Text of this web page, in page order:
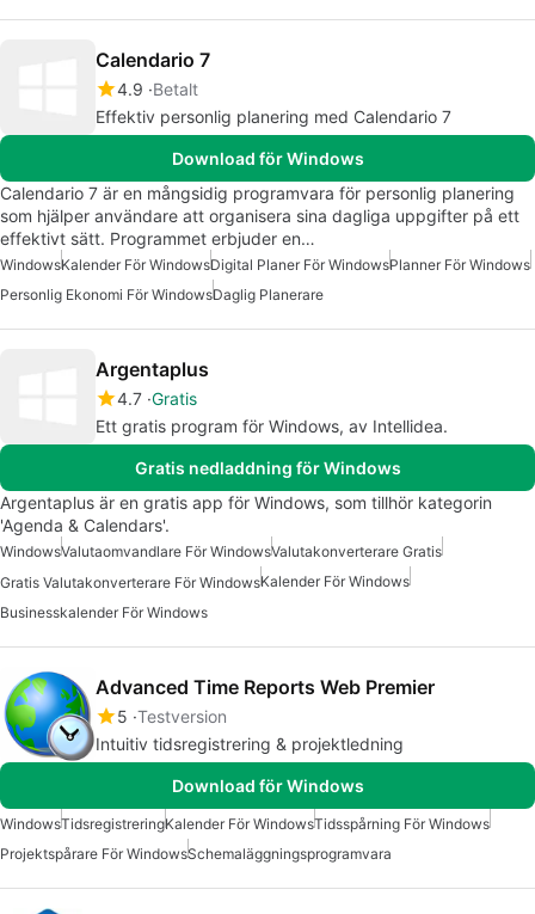
Calendario 7
4.9 Betalt
Effektiv personlig planering med Calendario 7
Download för Windows
Calendario 7 är en mångsidig programvara för personlig planering
som hjälper användare att organisera sina dagliga uppgifter på ett
effektivt sätt. Programmet erbjuder en…
WindowsKalender För WindowsDigital Planer För WindowsPlanner För Windows
Personlig Ekonomi För WindowsDaglig Planerare
Argentaplus
4.7 Gratis
Ett gratis program för Windows, av Intellidea.
Gratis nedladdning för Windows
Argentaplus är en gratis app för Windows, som tillhör kategorin
'Agenda & Calendars'.
WindowsValutaomvandlare För WindowsValutakonverterare Gratis
Gratis Valutakonverterare För WindowsKalender För Windows
Businesskalender För Windows
Advanced Time Reports Web Premier
5 Testversion
Intuitiv tidsregistrering & projektledning
Download för Windows
WindowsTidsregistreringKalender För WindowsTidsspårning För Windows
Projektspårare För WindowsSchemaläggningsprogramvara